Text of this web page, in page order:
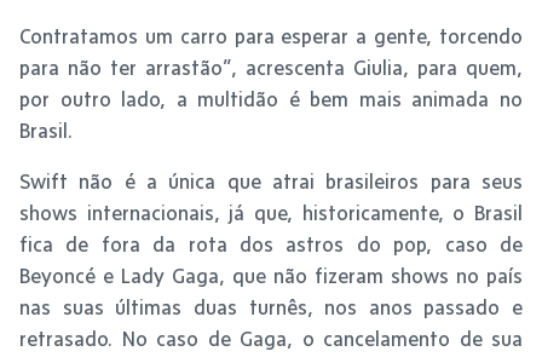
Contratamos um carro para esperar a gente, torcendo
para não ter arrastão”, acrescenta Giulia, para quem,
por outro lado, a multidão é bem mais animada no
Brasil.
Swift não é a única que atrai brasileiros para seus
shows internacionais, já que, historicamente, o Brasil
fica de fora da rota dos astros do pop, caso de
Beyoncé e Lady Gaga, que não fizeram shows no país
nas suas últimas duas turnês, nos anos passado e
retrasado. No caso de Gaga, o cancelamento de sua